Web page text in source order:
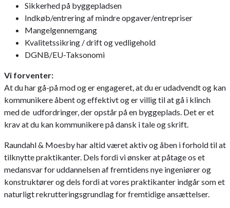
Sikkerhed på byggepladsen
Indkøb/entrering af mindre opgaver/entrepriser
Mangelgennemgang
Kvalitetssikring / drift og vedligehold
DGNB/EU-Taksonomi
Vi forventer:
At du har gå-på mod og er engageret, at du er udadvendt og kan
kommunikere åbent og effektivt og er villig til at gå i klinch
med de udfordringer, der opstår på en byggeplads. Det er et
krav at du kan kommunikere på dansk i tale og skrift.
Raundahl & Moesby har altid været aktiv og åben i forhold til at
tilknytte praktikanter. Dels fordi vi ønsker at påtage os et
medansvar for uddannelsen af fremtidens nye ingeniører og
konstruktører og dels fordi at vores praktikanter indgår som et
naturligt rekrutteringsgrundlag for fremtidige ansættelser.